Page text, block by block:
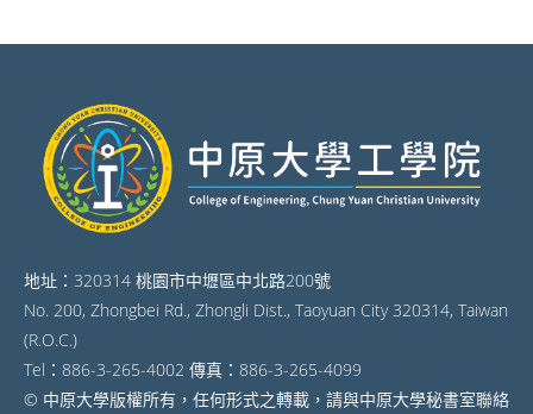
地址：320314 桃園市中壢區中北路200號
No. 200, Zhongbei Rd., Zhongli Dist., Taoyuan City 320314, Taiwan
(R.O.C.)
Tel：886-3-265-4002 傳真：886-3-265-4099
© 中原大學版權所有，任何形式之轉載，請與中原大學秘書室聯絡